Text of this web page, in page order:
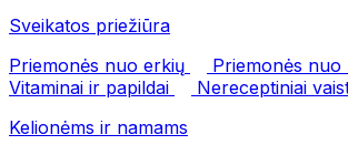
Sveikatos priežiūra
Priemonės nuo erkių
Priemonės nuo
Vitaminai ir papildai
Nereceptiniai
Kelionėms ir namams